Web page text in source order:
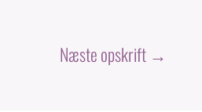
Næste opskrift →